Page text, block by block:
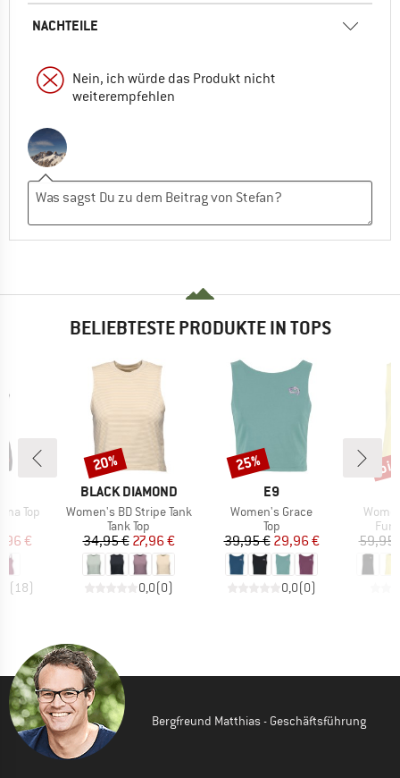
NACHTEILE
Nein, ich würde das Produkt nicht
weiterempfehlen
BELIEBTESTE PRODUKTE IN TOPS
Top
Preis
€
( 18)
MARKE
BLACK DIAMOND
Artikel
Women's BD Stripe Tank
Produktgruppe
Tank Top
Preis
34,95 €reduzierter Preis
27,96 €
0,0(0)
Rabatt
20%
MARKE
E9
Artikel
Women's Grace
Produktgruppe
Top
Preis
39,95 €reduzierter Preis
29,96 €
0,0(0)
Rabatt
25%
Artikel
59,95
Bergfreund Matthias - Geschäftsführung